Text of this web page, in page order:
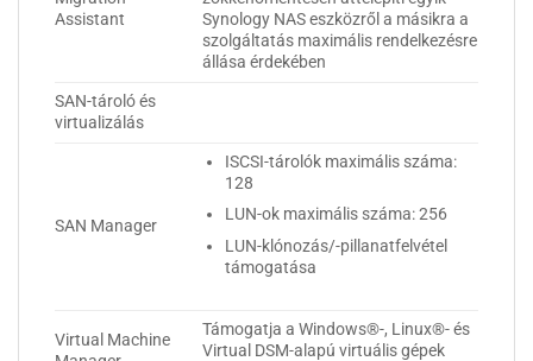
Assistant
Synology NAS eszközről a másikra a
szolgáltatás maximális rendelkezésre
állása érdekében
SAN-tároló és
virtualizálás
SAN Manager
ISCSI-tárolók maximális száma:
128
LUN-ok maximális száma: 256
LUN-klónozás/-pillanatfelvétel
támogatása
Virtual Machine
Támogatja a Windows®-, Linux®- és
Virtual DSM-alapú virtuális gépek